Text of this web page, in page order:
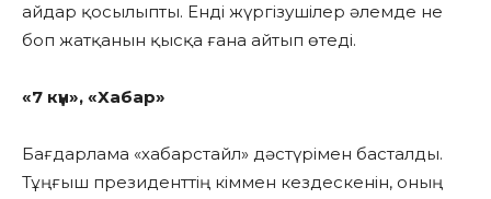
айдар қосылыпты. Енді жүргізушілер әлемде не
боп жатқанын қысқа ғана айтып өтеді.
«7 күн», «Хабар»
Бағдарлама «хабарстайл» дәстүрімен басталды.
Тұңғыш президенттің кіммен кездескенін, оның